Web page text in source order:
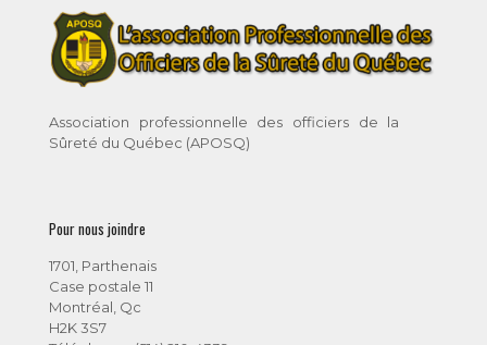
Association professionnelle des officiers de la
Sûreté du Québec (APOSQ)
Pour nous joindre
1701, Parthenais
Case postale 11
Montréal, Qc
H2K 3S7